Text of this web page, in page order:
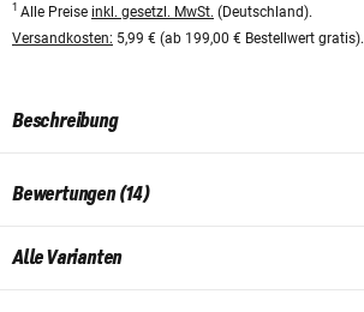
1 Alle Preise inkl. gesetzl. MwSt. (Deutschland).
Versandkosten: 5,99 € (ab 199,00 € Bestellwert gratis).
Beschreibung
Bewertungen (14)
Alle Varianten